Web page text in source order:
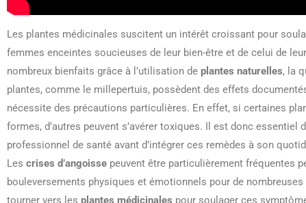
Les plantes médicinales suscitent un intérêt croissant pour
femmes enceintes soucieuses de leur bien-être et de celui de
nombreux bienfaits grâce à l’utilisation de plantes naturelles, la
plantes, comme le millepertuis, possèdent des effets
nécessite des précautions particulières. En effet, si certaines
formes, d’autres peuvent s’avérer toxiques. Il est donc essentiel
professionnel de santé avant d’intégrer ces remèdes à son
Les crises d’angoisse peuvent être particulièrement fréquentes
bouleversements physiques et émotionnels pour de
tourner vers les plantes médicinales pour soulager ces